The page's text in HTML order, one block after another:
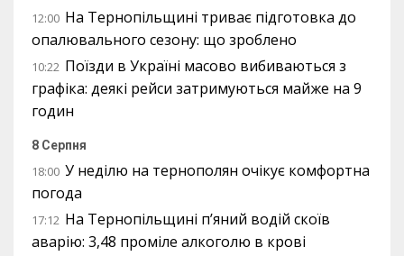
12:00 На Тернопільщині триває підготовка до
опалювального сезону: що зроблено
10:22 Поїзди в Україні масово вибиваються з
графіка: деякі рейси затримуються майже на 9
годин
8 Серпня
18:00 У неділю на тернополян очікує комфортна
погода
17:12 На Тернопільщині п’яний водій скоїв
аварію: 3,48 проміле алкоголю в крові